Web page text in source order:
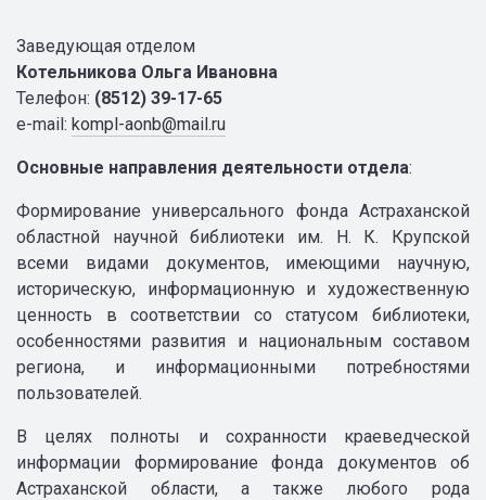
Заведующая отделом
Котельникова Ольга Ивановна
Телефон: (8512) 39-17-65
e-mail: kompl-aonb@mail.ru
Основные направления деятельности отдела:
Формирование универсального фонда Астраханской
областной научной библиотеки им. Н. К. Крупской
всеми видами документов, имеющими научную,
историческую, информационную и художественную
ценность в соответствии со статусом библиотеки,
особенностями развития и национальным составом
региона, и информационными потребностями
пользователей.
В целях полноты и сохранности краеведческой
информации формирование фонда документов об
Астраханской области, а также любого рода